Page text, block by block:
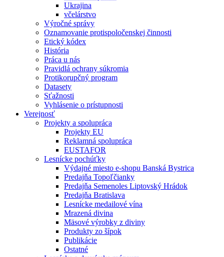
Ukrajina
včelárstvo
Výročné správy
Oznamovanie protispoločenskej činnosti
Etický kódex
História
Práca u nás
Pravidlá ochrany súkromia
Protikorupčný program
Datasety
Sťažnosti
Vyhlásenie o prístupnosti
Verejnosť
Projekty a spolupráca
Projekty EU
Reklamná spolupráca
EUSTAFOR
Lesnícke pochúťky
Výdajné miesto e-shopu Banská Bystrica
Predajňa Topoľčianky
Predajňa Semenoles Liptovský Hrádok
Predajňa Bratislava
Lesnícke medailové vína
Mrazená divina
Mäsové výrobky z diviny
Produkty zo šípok
Publikácie
Ostatné